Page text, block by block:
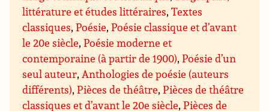
littérature et études littéraires,Textes
classiques,Poésie,Poésie classique et d’avant
le 20e siècle,Poésie moderne et
contemporaine (à partir de 1900),Poésie d’un
seul auteur,Anthologies de poésie (auteurs
différents),Pièces de théâtre,Pièces de théâtre
classiques et d’avant le 20e siècle,Pièces de